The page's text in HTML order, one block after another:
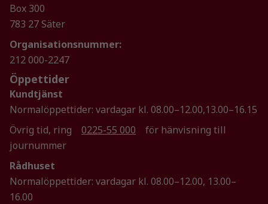
Box 300
783 27 Säter
Organisationsnummer:
212 000-2247
Öppettider
Kundtjänst
Normalöppettider: vardagar kl. 08.00–12.00,13.00–16.15
Övrig tid, ring
0225-55 000
för hänvisning till
journummer
Rådhuset
Normalöppettider: vardagar kl. 08.00–12.00, 13.00–
16.00
funktionalitet
uppbyggnad,
hemsidan
används.